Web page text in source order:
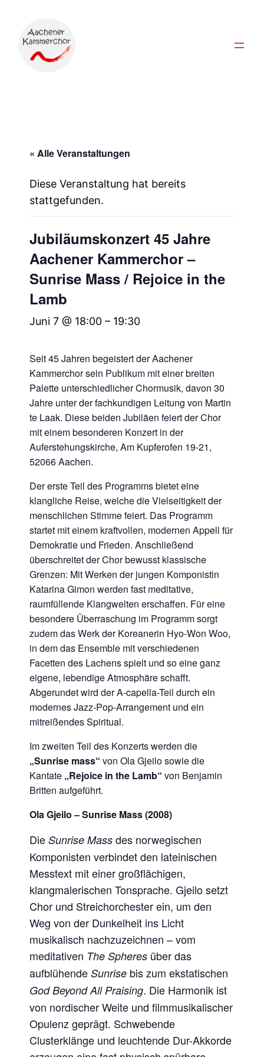
« Alle Veranstaltungen
Diese Veranstaltung hat bereits
stattgefunden.
Jubiläumskonzert 45 Jahre
Aachener Kammerchor –
Sunrise Mass / Rejoice in the
Lamb
Juni 7 @ 18:00 – 19:30
Seit 45 Jahren begeistert der Aachener
Kammerchor sein Publikum mit einer breiten
Palette unterschiedlicher Chormusik, davon 30
Jahre unter der fachkundigen Leitung von Martin
te Laak. Diese beiden Jubiläen feiert der Chor
mit einem besonderen Konzert in der
Auferstehungskirche, Am Kupferofen 19-21,
52066 Aachen.
Der erste Teil des Programms bietet eine
klangliche Reise, welche die Vielseitigkeit der
menschlichen Stimme feiert. Das Programm
startet mit einem kraftvollen, modernen Appell für
Demokratie und Frieden. Anschließend
überschreitet der Chor bewusst klassische
Grenzen: Mit Werken der jungen Komponistin
Katarina Gimon werden fast meditative,
raumfüllende Klangwelten erschaffen. Für eine
besondere Überraschung im Programm sorgt
zudem das Werk der Koreanerin Hyo-Won Woo,
in dem das Ensemble mit verschiedenen
Facetten des Lachens spielt und so eine ganz
eigene, lebendige Atmosphäre schafft.
Abgerundet wird der A-capella-Teil durch ein
modernes Jazz-Pop-Arrangement und ein
mitreißendes Spiritual.
Im zweiten Teil des Konzerts werden die
„Sunrise mass“ von Ola Gjeilo sowie die
Kantate „Rejoice in the Lamb“ von Benjamin
Britten aufgeführt.
Ola Gjeilo – Sunrise Mass (2008)
DieSunrise Mass des norwegischen
Komponisten verbindet den lateinischen
Messtext mit einer großflächigen,
klangmalerischen Tonsprache. Gjeilo setzt
Chor und Streichorchester ein, um den
Weg von der Dunkelheit ins Licht
musikalisch nachzuzeichnen – vom
meditativen The Spheres über das
aufblühendeSunrise bis zum ekstatischen
God Beyond All Praising. Die Harmonik ist
von nordischer Weite und filmmusikalischer
Opulenz geprägt. Schwebende
Clusterklänge und leuchtende Dur-Akkorde